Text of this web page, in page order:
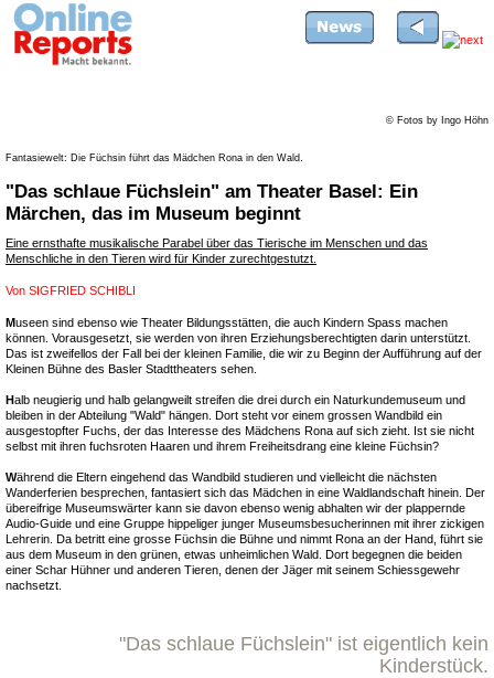
© Fotos by Ingo Höhn
Fantasiewelt: Die Füchsin führt das Mädchen Rona in den Wald.
"Das schlaue Füchslein" am Theater Basel: Ein
Märchen, das im Museum beginnt
Eine ernsthafte musikalische Parabel über das Tierische im Menschen und das
Menschliche in den Tieren wird für Kinder zurechtgestutzt.
Von SIGFRIED SCHIBLI
Museen sind ebenso wie Theater Bildungsstätten, die auch Kindern Spass machen
können. Vorausgesetzt, sie werden von ihren Erziehungsberechtigten darin unterstützt.
Das ist zweifellos der Fall bei der kleinen Familie, die wir zu Beginn der Aufführung auf der
Kleinen Bühne des Basler Stadttheaters sehen.
Halb neugierig und halb gelangweilt streifen die drei durch ein Naturkundemuseum und
bleiben in der Abteilung "Wald" hängen. Dort steht vor einem grossen Wandbild ein
ausgestopfter Fuchs, der das Interesse des Mädchens Rona auf sich zieht. Ist sie nicht
selbst mit ihren fuchsroten Haaren und ihrem Freiheitsdrang eine kleine Füchsin?
Während die Eltern eingehend das Wandbild studieren und vielleicht die nächsten
Wanderferien besprechen, fantasiert sich das Mädchen in eine Waldlandschaft hinein. Der
übereifrige Museumswärter kann sie davon ebenso wenig abhalten wir der plappernde
Audio-Guide und eine Gruppe hippeliger junger Museumsbesucherinnen mit ihrer zickigen
Lehrerin. Da betritt eine grosse Füchsin die Bühne und nimmt Rona an der Hand, führt sie
aus dem Museum in den grünen, etwas unheimlichen Wald. Dort begegnen die beiden
einer Schar Hühner und anderen Tieren, denen der Jäger mit seinem Schiessgewehr
nachsetzt.
"Das schlaue Füchslein" ist eigentlich kein
Kinderstück.